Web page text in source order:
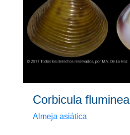
Corbicula fluminea
Almeja asiática